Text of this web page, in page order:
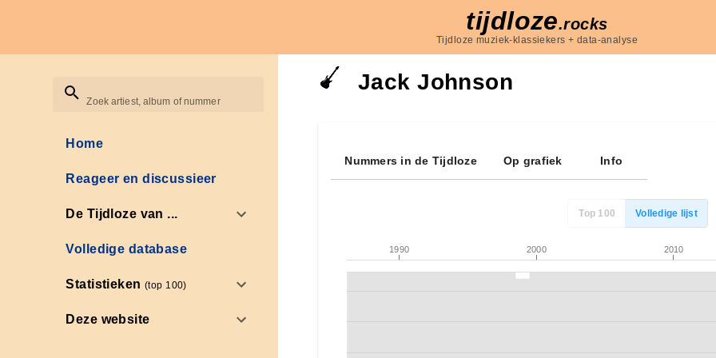
tijdloze.rocks
Tijdloze muziek-klassiekers + data-analyse
Zoek artiest, album of nummer
Home
Reageer en discussieer
De Tijdloze van ...
Volledige database
Statistieken(top 100)
Deze website
Jack Johnson
Nummers in de Tijdloze Op grafiek Info
Top 100 Volledige lijst
1990 2000 2010